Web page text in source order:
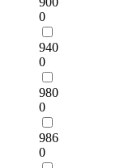
0
940
0
980
0
986
0